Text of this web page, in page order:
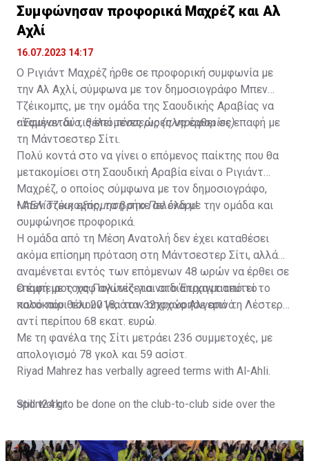
Συμφώνησαν προφορικά Μαχρέζ και Αλ
Αχλί
16.07.2023 14:17
Ο Ριγιάντ Μαχρέζ ήρθε σε προφορική συμφωνία με
την Αλ Αχλί, σύμφωνα με τον δημοσιογράφο Μπεν
Τζέικομπς, με την ομάδα της Σαουδικής Αραβίας να
αναμένεται τις επόμενες ώρες να έρθει σε επαφή με
τη Μάντσεστερ Σίτι.
•Έφυγαν δύο, θέλει τέσσερις (πληροφορίες)
Πολύ κοντά στο να γίνει ο επόμενος παίκτης που θα
μετακομίσει στη Σαουδική Αραβία είναι ο Ριγιάντ
Μαχρέζ, ο οποίος σύμφωνα με τον δημοσιογράφο,
Μπεν Τζέικομπς, τα βρήκε σε όλα με την ομάδα και
συμφώνησε προφορικά.
•ΑΕΛίστικη εξόρμηση στο Πελένδρι!
Η ομάδα από τη Μέση Ανατολή δεν έχει καταθέσει
ακόμα επίσημη πρόταση στη Μάντσεστερ Σίτι, αλλά
αναμένεται εντός των επόμενων 48 ωρών να έρθει σε
επαφή με τους Πολίτες για να διαπραγματευτεί το
ποσό που θέλουν για τον 32χρονο Αλγερινό.
Ο έμπειρος χαφ αγωνίζεται στο Έτιχαντ από το
καλοκαίρι του 2018, όταν αποχώρησε από τη Λέστερ
αντί περίπου 68 εκατ. ευρώ.
Με τη φανέλα της Σίτι μετράει 236 συμμετοχές, με
απολογισμό 78 γκολ και 59 ασίστ.
Riyad Mahrez has verbally agreed terms with Al-Ahli.
Still work to be done on the club-to-club side over the
Not a done deal yet, but Mahrez is keen on the move and
sport24.gr